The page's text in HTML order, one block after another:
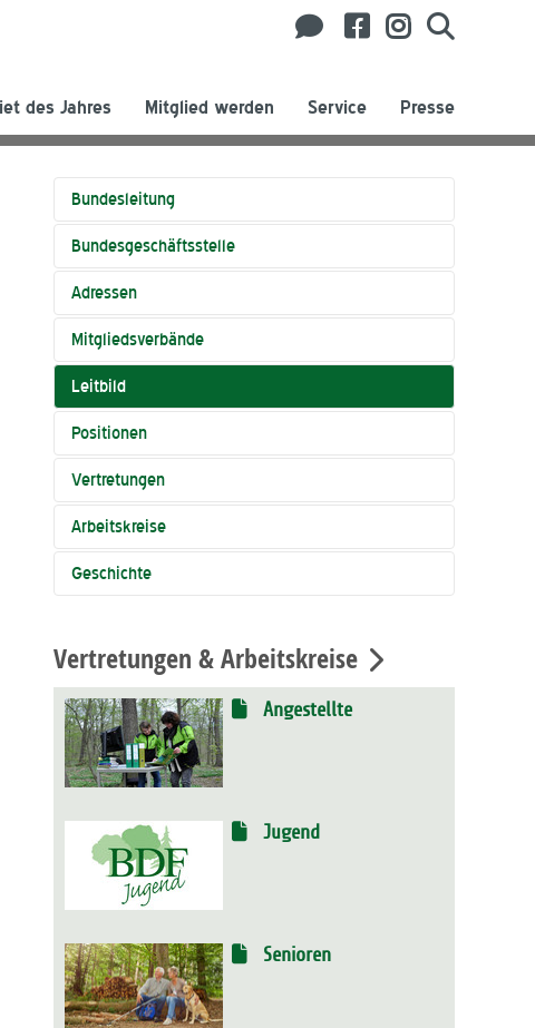
des Jahres Mitglied werden Service Presse
Bundesleitung
Bundesgeschäftsstelle
Adressen
Mitgliedsverbände
Leitbild
Positionen
Vertretungen
Arbeitskreise
Geschichte
Vertretungen & Arbeitskreise
Angestellte
Jugend
Senioren